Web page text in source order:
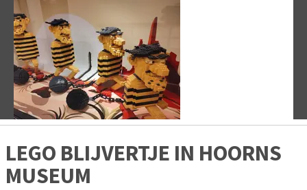
Vorige
LEGO BLIJVERTJE IN HOORNS
MUSEUM